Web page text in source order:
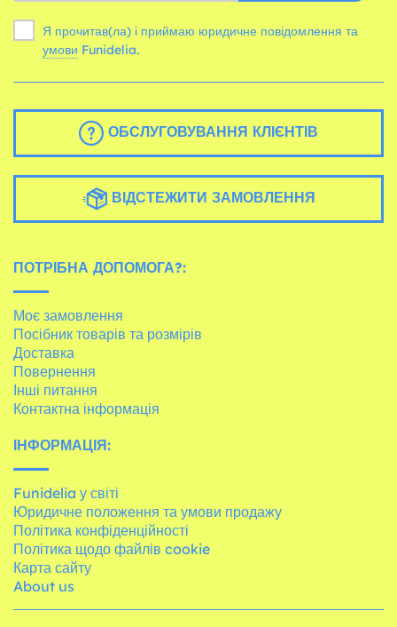
Я прочитав(ла) і приймаю юридичне повідомлення та
умови Funidelia.
ОБСЛУГОВУВАННЯ КЛІЄНТІВ
ВІДСТЕЖИТИ ЗАМОВЛЕННЯ
ПОТРІБНА ДОПОМОГА?:
Моє замовлення
Посібник товарів та розмірів
Доставка
Повернення
Інші питання
Контактна інформація
ІНФОРМАЦІЯ:
Funidelia у світі
Юридичне положення та умови продажу
Політика конфіденційності
Політика щодо файлів cookie
Карта сайту
About us